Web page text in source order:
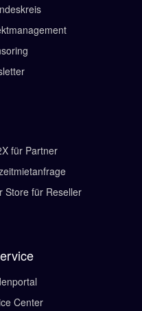
für Partner
Store für Reseller
Center